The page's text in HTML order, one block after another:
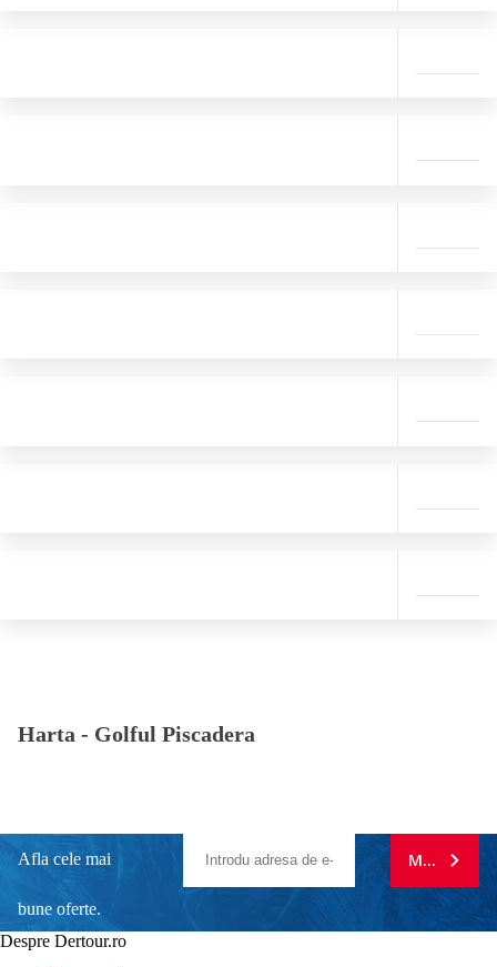
Harta - Golful Piscadera
Afla cele mai
bune oferte.
MA
Despre Dertour.ro